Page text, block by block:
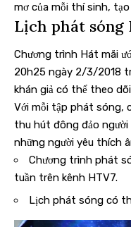
mơ của mỗi thí sinh,
Lịch phát sóng
Chương trình Hát mãi
20h25 ngày 2/3/2018
khán giả có thể theo
Với mỗi tập phát sóng,
thu hút đông đảo người
những người yêu thích
Chương trình phát
tuần trên kênh HTV7.
Lịch phát sóng có